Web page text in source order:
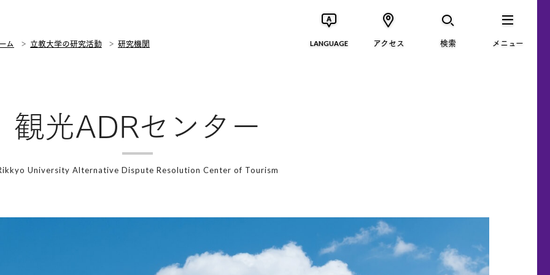
ム 立教大学の研究活動 研究機関 LANGUAGE アクセス 検索 メニュー
観光ADRセンター
University Alternative Dispute Resolution Center of Tourism